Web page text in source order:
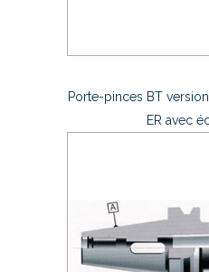
Porte-pinces BT
ER avec